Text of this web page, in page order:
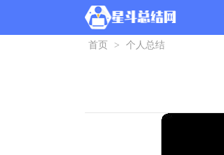
首页 > 个人总结